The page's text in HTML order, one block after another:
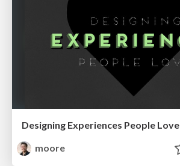
Designing Experiences People Love
moore